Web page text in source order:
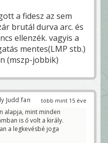
a fidesz az sem
brutál durva arc. és
ellenzék. vagyis a
mentes(LMP stb.)
(mszp-jobbik)
több mint 15 éve
Judd fan
alapja, mint minden
is ő volt a király.
a legkevésbé joga